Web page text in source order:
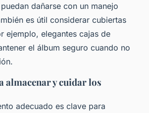
dañarse con un manejo
es útil considerar cubiertas
ejemplo, elegantes cajas de
el álbum seguro cuando no
almacenar y cuidar los
adecuado es clave para